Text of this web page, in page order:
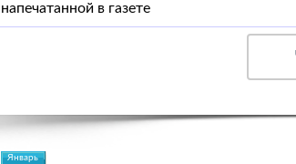
напечатанной в газете
Январь